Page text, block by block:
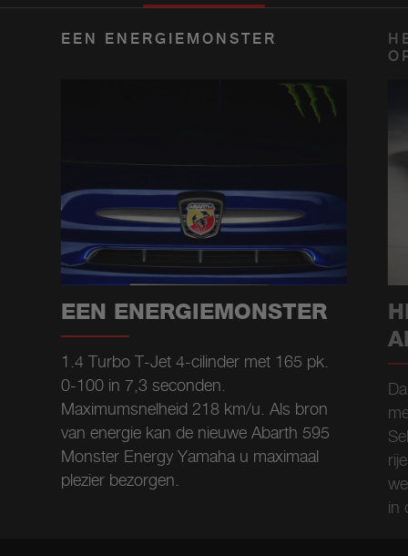
EEN ENERGIEMONSTER
EEN ENERGIEMONSTER
1.4 Turbo T-Jet 4-cilinder met 165 pk.
0-100 in 7,3 seconden.
Maximumsnelheid 218 km/u. Als bron
van energie kan de nieuwe Abarth 595
Monster Energy Yamaha u maximaal
plezier bezorgen.
in